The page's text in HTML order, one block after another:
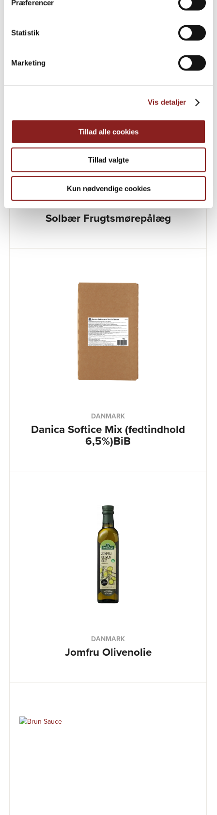
Præferencer
Statistik
Marketing
Vis detaljer
Tillad alle cookies
Tillad valgte
Kun nødvendige cookies
Appelsin Frugtsmørepålæg
Solbær Frugtsmørepålæg
DANMARK
Danica Softice Mix (fedtindhold
6,5%)BiB
DANMARK
Jomfru Olivenolie